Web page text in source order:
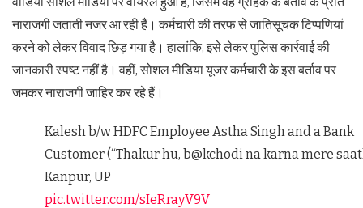
नाराजगी जताती नजर आ रही हैं। कर्मचारी की तरफ से जातिसूचक टिप्पणियां
करने को लेकर विवाद छिड़ गया है। हालांकि, इसे लेकर पुलिस कार्रवाई की
जानकारी स्पष्ट नहीं है। वहीं, सोशल मीडिया यूजर कर्मचारी के इस बर्ताव पर
जमकर नाराजगी जाहिर कर रहे हैं।
Kalesh b/w HDFC Employee Astha Singh and a Bank
Customer (“Thakur hu, b@kchodi na karna mere
Kanpur, UP
pic.twitter.com/sIeRrayV9V